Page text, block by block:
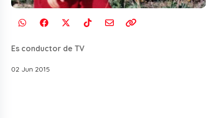
Es conductor de TV
02 Jun 2015